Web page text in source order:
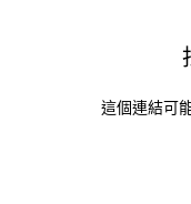
這個連結可